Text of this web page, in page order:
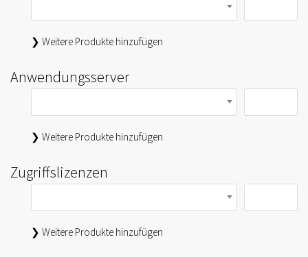
❯ Weitere Produkte hinzufügen
Anwendungsserver
❯ Weitere Produkte hinzufügen
Zugriffslizenzen
❯ Weitere Produkte hinzufügen